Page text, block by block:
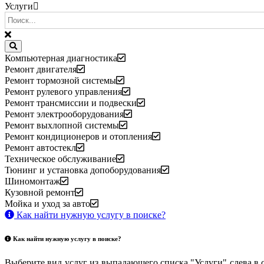
Услуги
Компьютерная диагностика
Ремонт двигателя
Ремонт тормозной системы
Ремонт рулевого управления
Ремонт трансмиссии и подвески
Ремонт электрооборудования
Ремонт выхлопной системы
Ремонт кондиционеров и отопления
Ремонт автостекл
Техническое обслуживание
Тюнинг и установка допоборудования
Шиномонтаж
Кузовной ремонт
Мойка и уход за авто
Как найти нужную услугу в поиске?
Как найти нужную услугу в поиске?